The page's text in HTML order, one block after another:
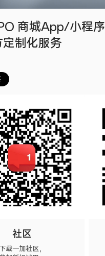
商城App/小程序
制化服务
社区
下载一加社区，